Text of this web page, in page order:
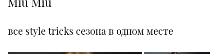
все style tricks сезона в одном месте